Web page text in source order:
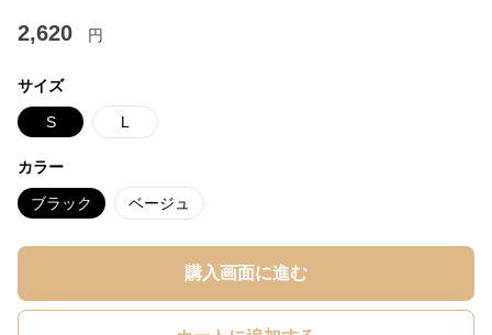
2,620 円
サイズ
S L
カラー
ブラック ベージュ
購入画面に進む